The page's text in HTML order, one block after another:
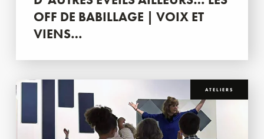
OFF DE BABILLAGE | VOIX ET
VIENS…
ATELIERS